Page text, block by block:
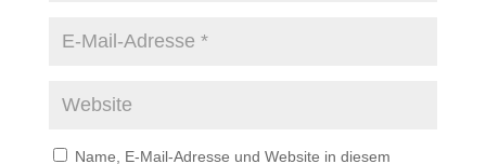
Name, E-Mail-Adresse und Website in diesem